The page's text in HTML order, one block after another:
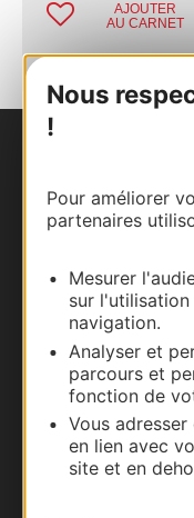
Nous
!
Pour améliorer
partenaires
Mesurer
sur
navigation.
Analyser et
parcours et
fonction de
Vous
en lien avec
site et en
AJOUTER
AU CARNET
Carte